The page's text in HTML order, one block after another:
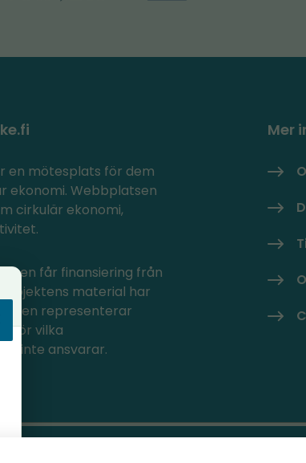
en mötesplats för dem
ekonomi. Webbplatsen
cirkulär ekonomi,
får finansiering från
projektens material har
representerar
för vilka
inte ansvarar.
Mer